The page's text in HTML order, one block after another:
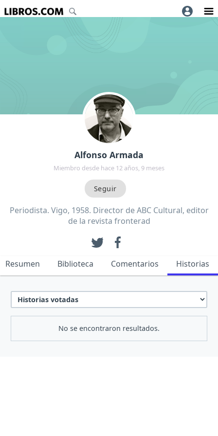
Alfonso Armada
Miembro desde hace 12 años, 9 meses
Periodista. Vigo, 1958. Director de ABC Cultural, editor
de la revista fronterad
Resumen Biblioteca Comentarios Historias
No se encontraron resultados.